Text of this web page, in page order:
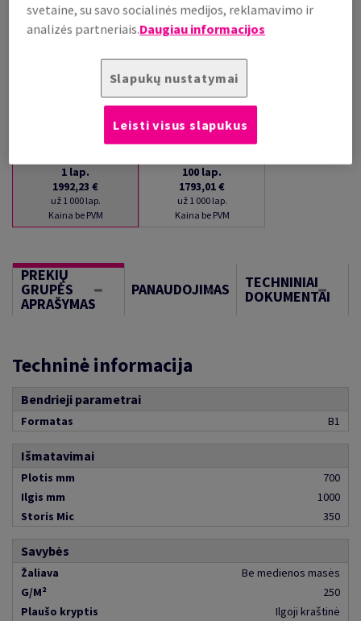
lap.
1 lap.
1992,23 €
už 1 000 lap.
Kaina be PVM
100 lap.
1793,01 €
už 1 000 lap.
Kaina be PVM
PREKIŲ
GRUPĖS
APRAŠYMAS
PANAUDOJIMAS TECHNINIAI
DOKUMENTAI
Techninė informacija
Bendrieji parametrai
Formatas B1
Išmatavimai
Plotis mm
700
Ilgis mm
1000
Storis Mic
350
Savybės
Žaliava
Be medienos masės
G/M²
250
Plaušo kryptis
Ilgoji kraštinė
svetaine, su savo socialinės medijos, reklamavimo ir
analizės partneriais.Daugiau informacijos
Slapukų nustatymai
Leisti visus slapukus